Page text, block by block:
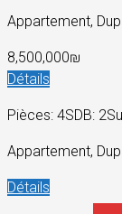
Appartement,
8,500,000₪
Détails
Pièces: 4SDB: 2
Appartement,
Détails